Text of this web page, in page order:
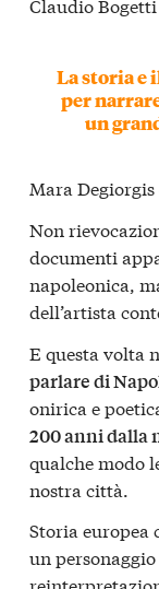
La storia e
per
un
Mara
Non
documenti
napoleonica,
dell’artista
E questa volta
parlare di
onirica e
200 anni dalla
qualche modo
nostra città.
Storia europea
un